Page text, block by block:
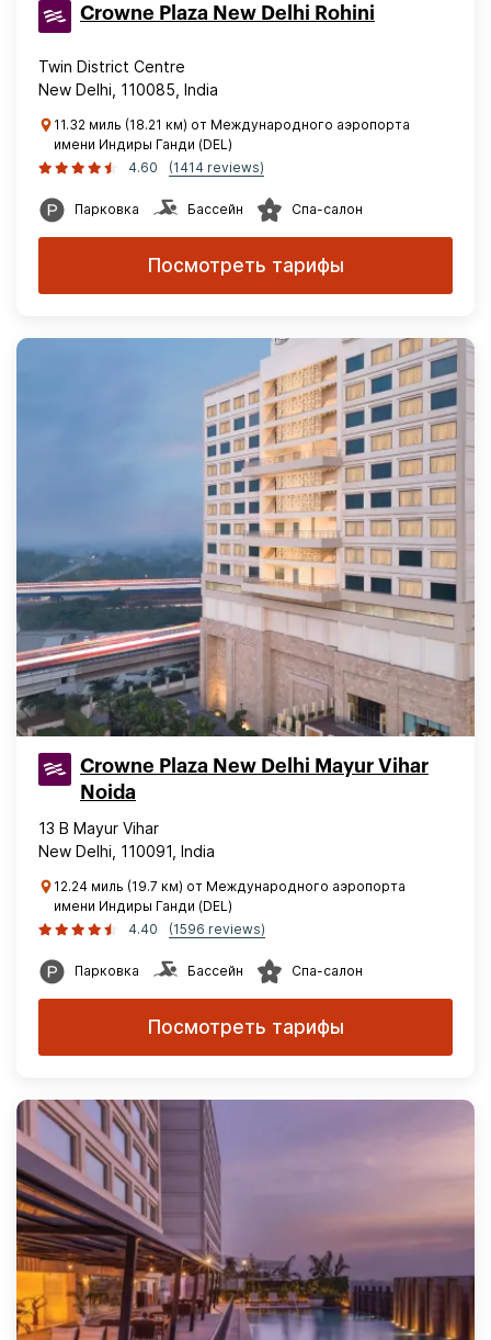
Crowne Plaza New Delhi Rohini
Twin District Centre
New Delhi, 110085, India
11.32 миль (18.21 км) от Международного аэропорта
имени Индиры Ганди (DEL)
4.60
(1414 reviews)
Парковка Бассейн Спа-салон
Посмотреть тарифы
Crowne Plaza New Delhi Mayur Vihar
Noida
13 B Mayur Vihar
New Delhi, 110091, India
12.24 миль (19.7 км) от Международного аэропорта
имени Индиры Ганди (DEL)
4.40
(1596 reviews)
Парковка Бассейн Спа-салон
Посмотреть тарифы